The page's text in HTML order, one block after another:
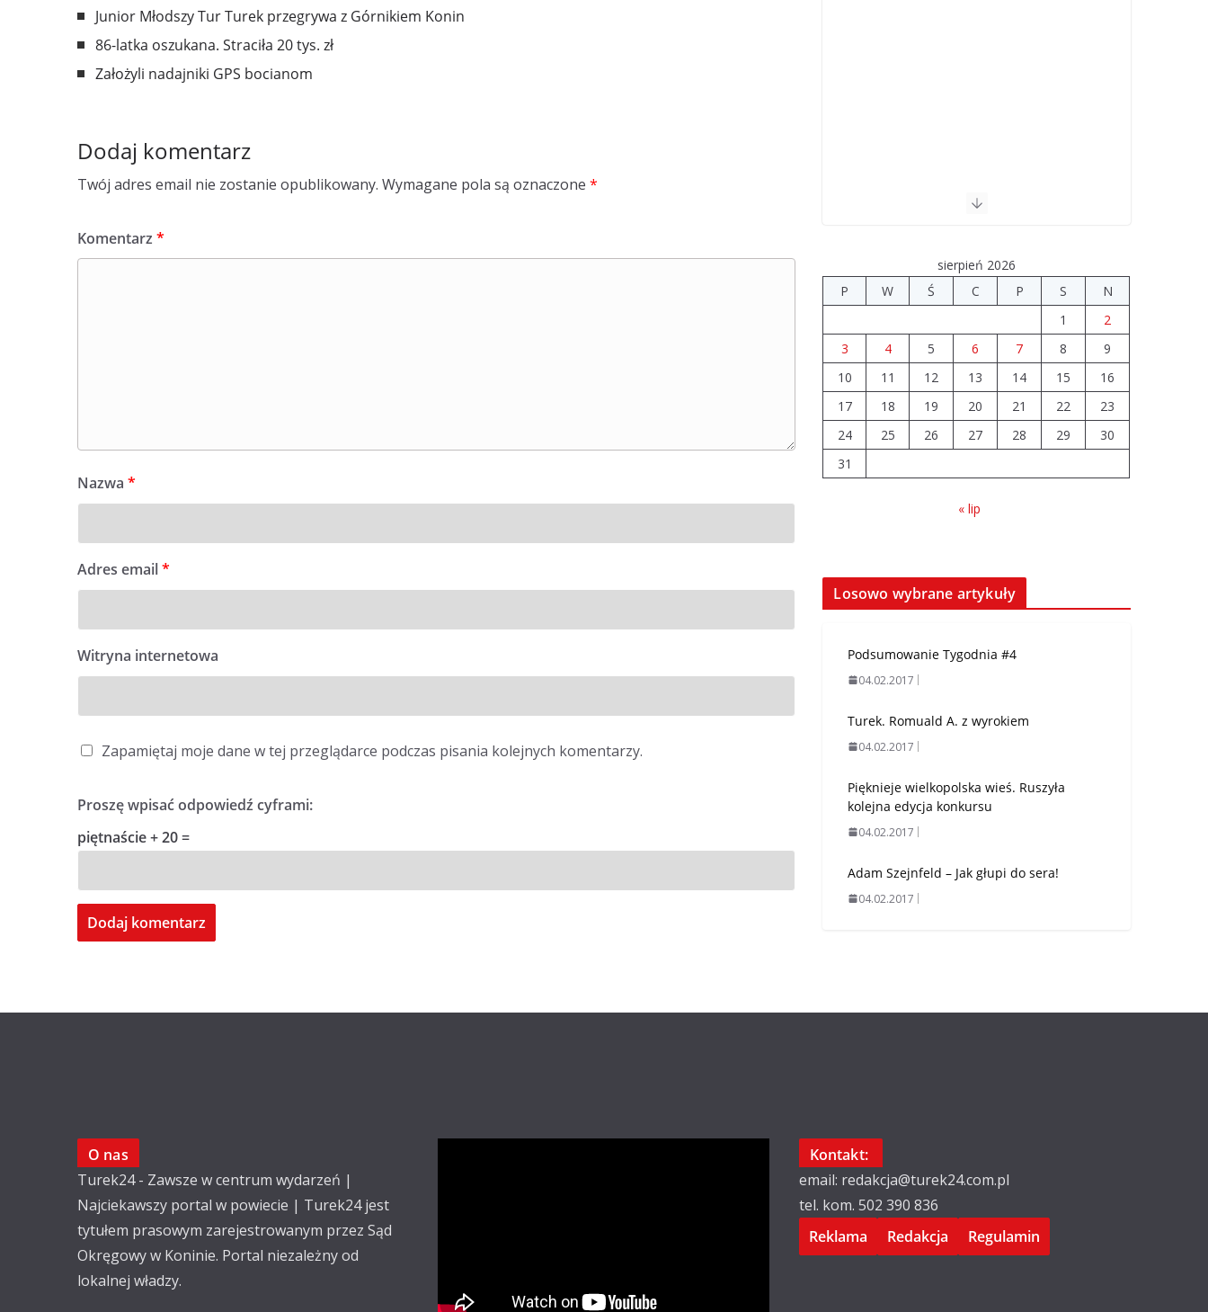
Junior Młodszy Tur Turek przegrywa z Górnikiem Konin
86-latka oszukana. Straciła 20 tys. zł
Założyli nadajniki GPS bocianom
Dodaj komentarz
Twój adres email nie zostanie opublikowany. Wymagane pola są oznaczone *
Komentarz *
Nazwa *
Adres email*
Witryna internetowa
Zapamiętaj moje dane w tej przeglądarce podczas pisania kolejnych komentarzy.
Proszę wpisać odpowiedź cyframi:
piętnaście + 20 =
sierpień 2026
P
W Ś C P S
N
1
2
3
4 5 6 7 8
9
10
11 12 13 14 15
16
17
18 19 20 21 22
23
24
25 26 27 28 29
30
31
« lip
Losowo wybrane artykuły
Podsumowanie Tygodnia #4
04.02.2017
Turek. Romuald A. z wyrokiem
04.02.2017
Pięknieje wielkopolska wieś. Ruszyła
kolejna edycja konkursu
04.02.2017
Adam Szejnfeld – Jak głupi do sera!
04.02.2017
O nas
Turek24 - Zawsze w centrum wydarzeń |
Najciekawszy portal w powiecie | Turek24 jest
tytułem prasowym zarejestrowanym przez Sąd
Okręgowy w Koninie. Portal niezależny od
lokalnej władzy.
Kontakt:
email: redakcja@turek24.com.pl
tel. kom. 502 390 836
Reklama
Redakcja Regulamin